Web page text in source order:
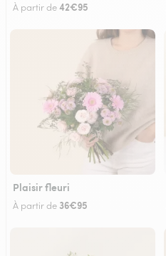
À partir de42€95
Plaisir fleuri
À partir de 36€95